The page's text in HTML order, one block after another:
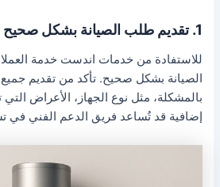
1. تقديم طلب الصيانة بشكل صحيح
للاستفادة من خدمات اندست خدمة
الصيانة بشكل صحيح. تأكد من تقديم جميع
بالمشكلة، مثل نوع الجهاز، الأعراض
إضافية قد تُساعد فريق الدعم الفني